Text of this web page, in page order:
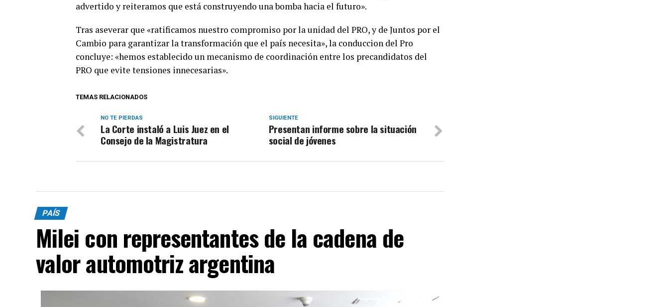
advertido y reiteramos que está construyendo una bomba hacia el futuro».
Tras aseverar que «ratificamos nuestro compromiso por la unidad del PRO, y de Juntos por el
Cambio para garantizar la transformación que el país necesita», la conduccion del Pro
concluye: «hemos establecido un mecanismo de coordinación entre los precandidatos del
PRO que evite tensiones innecesarias».
TEMAS RELACIONADOS
SIGUIENTE
Presentan informe sobre la situación
social de jóvenes
NO TE PIERDAS
La Corte instaló a Luis Juez en el
Consejo de la Magistratura
PAÍS
Milei con representantes de la cadena de
valor automotriz argentina